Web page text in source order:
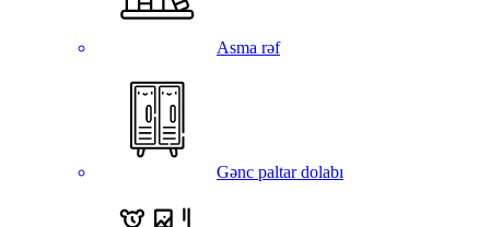
Asma rəf
Gənc paltar dolabı